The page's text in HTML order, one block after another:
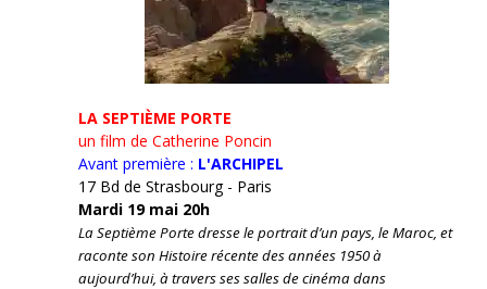
LA SEPTIÈME PORTE
un film de Catherine Poncin
Avant première : L'ARCHIPEL
17 Bd de Strasbourg - Paris
Mardi 19 mai 20h
La Septième Porte dresse le portrait d’un pays, le Maroc, et
raconte son Histoire récente des années 1950 à
aujourd’hui, à travers ses salles de cinéma dans